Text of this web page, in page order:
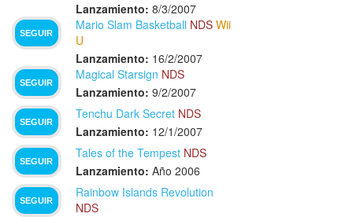
Lanzamiento: 8/3/2007
SEGUIR
Mario Slam Basketball NDS Wii
U
Lanzamiento: 16/2/2007
SEGUIR
Magical Starsign NDS
Lanzamiento: 9/2/2007
SEGUIR
Tenchu Dark Secret NDS
Lanzamiento: 12/1/2007
SEGUIR
Tales of the Tempest NDS
Lanzamiento: Año 2006
SEGUIR
Rainbow Islands Revolution
NDS